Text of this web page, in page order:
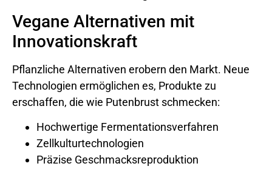
Vegane Alternativen mit
Innovationskraft
Pflanzliche Alternativen erobern den Markt. Neue
Technologien ermöglichen es, Produkte zu
erschaffen, die wie Putenbrust schmecken:
Hochwertige Fermentationsverfahren
Zellkulturtechnologien
Präzise Geschmacksreproduktion